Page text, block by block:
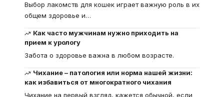
Выбор лакомств для кошек играет важную роль в их
общем здоровье и…
Как часто мужчинам нужно приходить на
прием к урологу
Забота о здоровье важна в любом возрасте.
Чихание – патология или норма нашей жизни:
как избавиться от многократного чихания
Чихание на первый взгляд, кажется обычной, если